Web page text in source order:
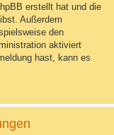
erstellt hat und die
Außerdem
den
aktiviert
hast, kann es